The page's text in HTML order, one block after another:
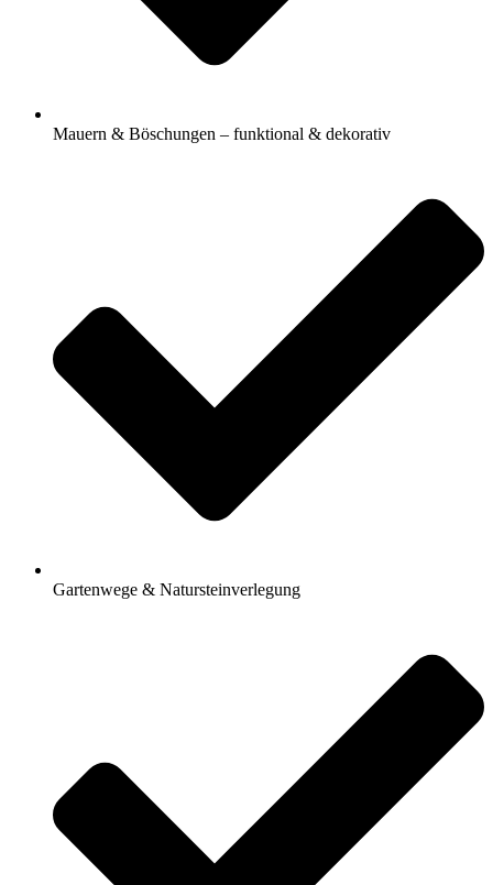
Mauern & Böschungen – funktional & dekorativ
Gartenwege & Natursteinverlegung